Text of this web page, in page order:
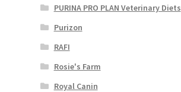
PURINA PRO PLAN Veterinary Diets
Purizon
RAFI
Rosie's Farm
Royal Canin